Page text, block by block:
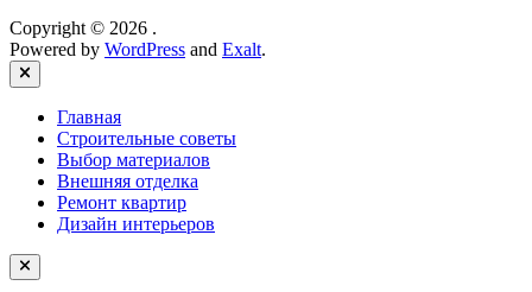
Copyright © 2026 .
Powered by WordPress and Exalt.
Close
Главная
Строительные советы
Выбор материалов
Внешняя отделка
Ремонт квартир
Дизайн интерьеров